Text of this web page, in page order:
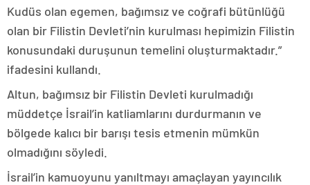
Kudüs olan egemen, bağımsız ve coğrafi bütünlüğü
olan bir Filistin Devleti’nin kurulması hepimizin Filistin
konusundaki duruşunun temelini oluşturmaktadır.”
ifadesini kullandı.
Altun, bağımsız bir Filistin Devleti kurulmadığı
müddetçe İsrail’in katliamlarını durdurmanın ve
bölgede kalıcı bir barışı tesis etmenin mümkün
olmadığını söyledi.
İsrail’in kamuoyunu yanıltmayı amaçlayan yayıncılık